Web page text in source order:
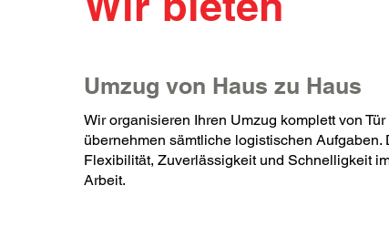
Umzug von Haus zu Haus
Wir organisieren Ihren Umzug komplett von Tür
übernehmen sämtliche logistischen Aufgaben.
Flexibilität, Zuverlässigkeit und Schnelligkeit
Arbeit.